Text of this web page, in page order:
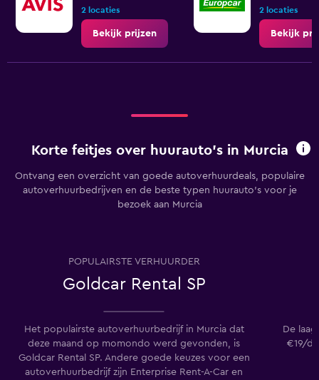
2 locaties
Bekijk prijzen
2 locaties
Bekijk
Korte feitjes over huurauto's in Murcia
Ontvang een overzicht van goede autoverhuurdeals, populaire
autoverhuurbedrijven en de beste typen huurauto's voor je
bezoek aan Murcia
POPULAIRSTE VERHUURDER
Goldcar Rental SP
Het populairste autoverhuurbedrijf in Murcia dat
deze maand op momondo werd gevonden, is
Goldcar Rental SP. Andere goede keuzes voor een
autoverhuurbedrijf zijn Enterprise Rent-A-Car en
De
€19/